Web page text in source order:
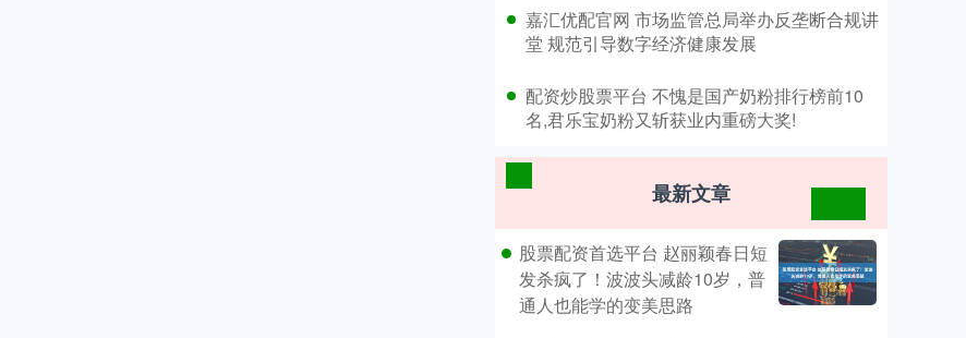
​嘉汇优配官网 市场监管总局举办反垄断合规讲
堂 规范引导数字经济健康发展
​配资炒股票平台 不愧是国产奶粉排行榜前10
名,君乐宝奶粉又斩获业内重磅大奖!
最新文章
股票配资首选平台 赵丽颖春日短
发杀疯了！波波头减龄10岁，普
通人也能学的变美思路